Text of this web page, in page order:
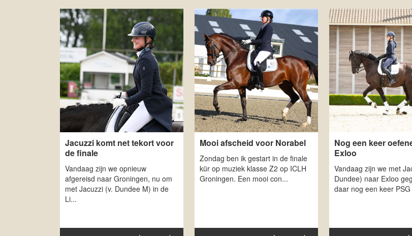
Jacuzzi komt net tekort voor
de finale
Vandaag zijn we opnieuw
afgereisd naar Groningen, nu om
met Jacuzzi (v. Dundee M) in de
Li...
Mooi afscheid voor Norabel
Zondag ben ik gestart in de finale
kür op muziek klasse Z2 op ICLH
Groningen. Een mooi con...
Nog een keer
Exloo
Vandaag zijn we met
Dundee) naar Exloo
daar nog een keer